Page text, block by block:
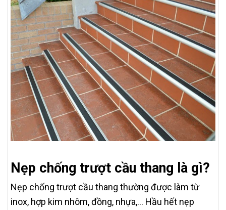
Nẹp chống trượt cầu thang là gì?
Nẹp chống trượt cầu thang thường được làm từ
inox, hợp kim nhôm, đồng, nhựa,… Hầu hết nẹp